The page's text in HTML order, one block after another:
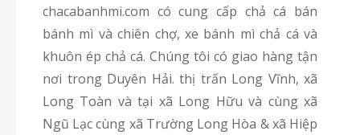
chacabanhmi.com có cung cấp chả cá bán
bánh mì và chiên chợ, xe bánh mì chả cá và
khuôn ép chả cá. Chúng tôi có giao hàng tận
nơi trong Duyên Hải. thị trấn Long Vĩnh, xã
Long Toàn và tại xã Long Hữu và cùng xã
Ngũ Lạc cùng xã Trường Long Hòa & xã Hiệp